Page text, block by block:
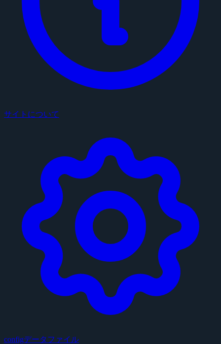
サイトについて
configデータファイル